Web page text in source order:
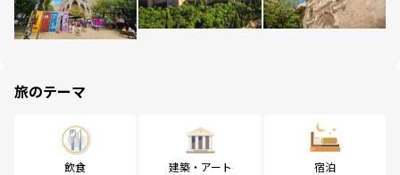
旅のテーマ
飲食 建築・アート 宿泊